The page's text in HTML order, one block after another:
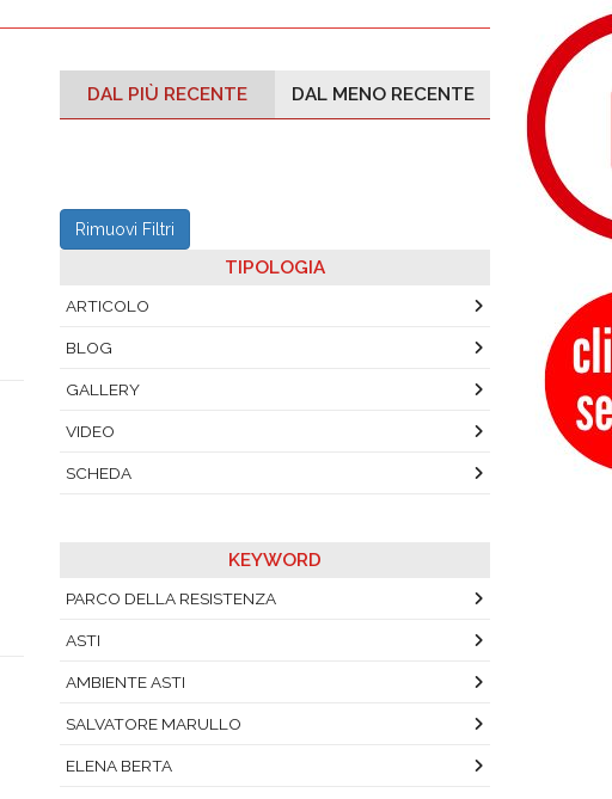
DAL PIÙ RECENTE DAL MENO RECENTE
Rimuovi Filtri
TIPOLOGIA
ARTICOLO
BLOG
GALLERY
VIDEO
SCHEDA
KEYWORD
PARCO DELLA RESISTENZA
ASTI
AMBIENTE ASTI
SALVATORE MARULLO
ELENA BERTA